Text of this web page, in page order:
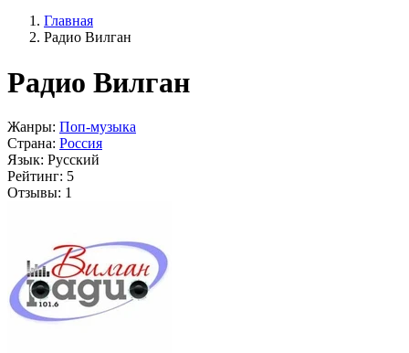
Главная
Радио Вилган
Радио Вилган
Жанры: Поп-музыка
Страна: Россия
Язык: Русский
Рейтинг: 5
Отзывы: 1